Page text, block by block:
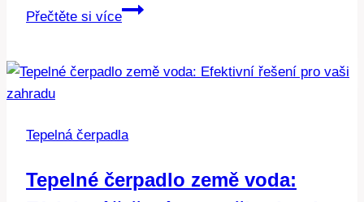
Přečtěte si více
Cena
instalací:
zaplatíte?
Tepelná čerpadla
Tepelné čerpadlo země voda: